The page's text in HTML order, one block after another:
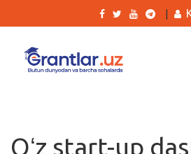
Oʻz start-up